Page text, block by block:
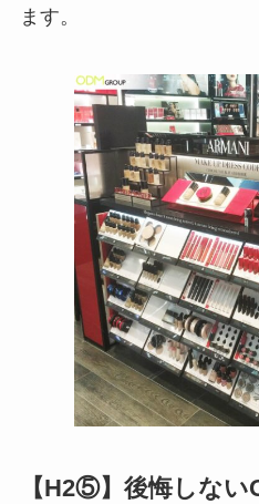
ます。
【H2⑤】後悔しな